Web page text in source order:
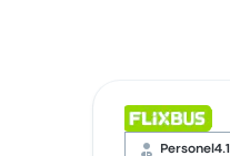
Personel 4.1